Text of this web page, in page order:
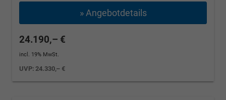
» Angebotdetails
24.190,– €
incl. 19% MwSt.
UVP:24.330,– €